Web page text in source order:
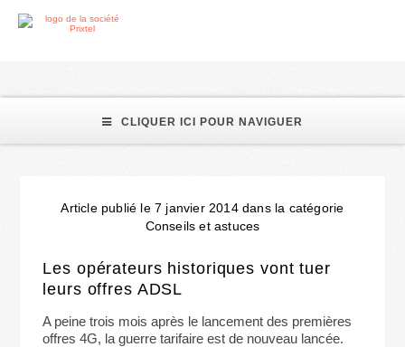
CLIQUER ICI POUR NAVIGUER
Article publié le 7 janvier 2014 dans la catégorie
Conseils et astuces
Les opérateurs historiques vont tuer
leurs offres ADSL
A peine trois mois après le lancement des premières
offres 4G, la guerre tarifaire est de nouveau lancée.